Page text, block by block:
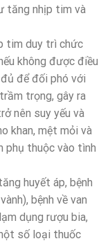
tăng nhịp tim và
tim duy trì chức
không được điều
để đối phó với
trọng, gây ra
nên suy yếu và
khan, mệt mỏi và
phụ thuộc vào tình
huyết áp, bệnh
bệnh về van
dụng rượu bia,
số loại thuốc